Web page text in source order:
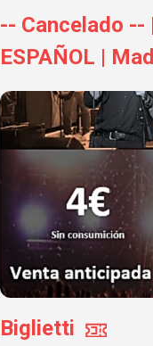
-- Cancelado --
ESPAÑOL |
Biglietti